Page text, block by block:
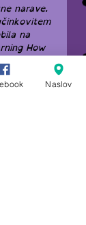
narave.
na
How
Naslov